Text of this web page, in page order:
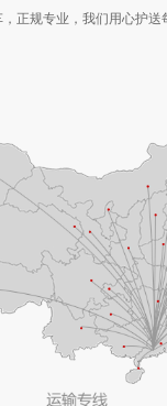
正规专业，我们用心护送